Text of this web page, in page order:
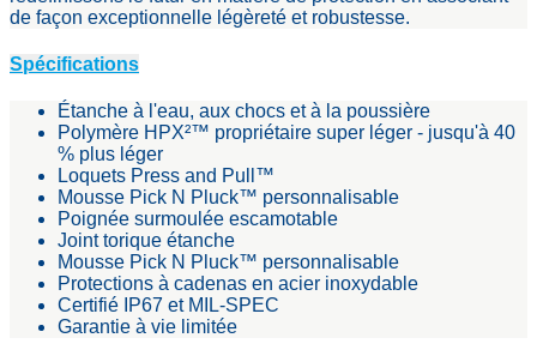
de façon exceptionnelle légèreté et robustesse.
Spécifications
Étanche à l'eau, aux chocs et à la poussière
Polymère HPX²™ propriétaire super léger - jusqu'à 40
% plus léger
Loquets Press and Pull™
Mousse Pick N Pluck™ personnalisable
Poignée surmoulée escamotable
Joint torique étanche
Mousse Pick N Pluck™ personnalisable
Protections à cadenas en acier inoxydable
Certifié IP67 et MIL-SPEC
Garantie à vie limitée